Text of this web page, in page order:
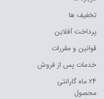
تخفیف ها
پرداخت آفلاین
قوانین و مقررات
خدمات پس از فروش
24 ماه گارانتی
محصول